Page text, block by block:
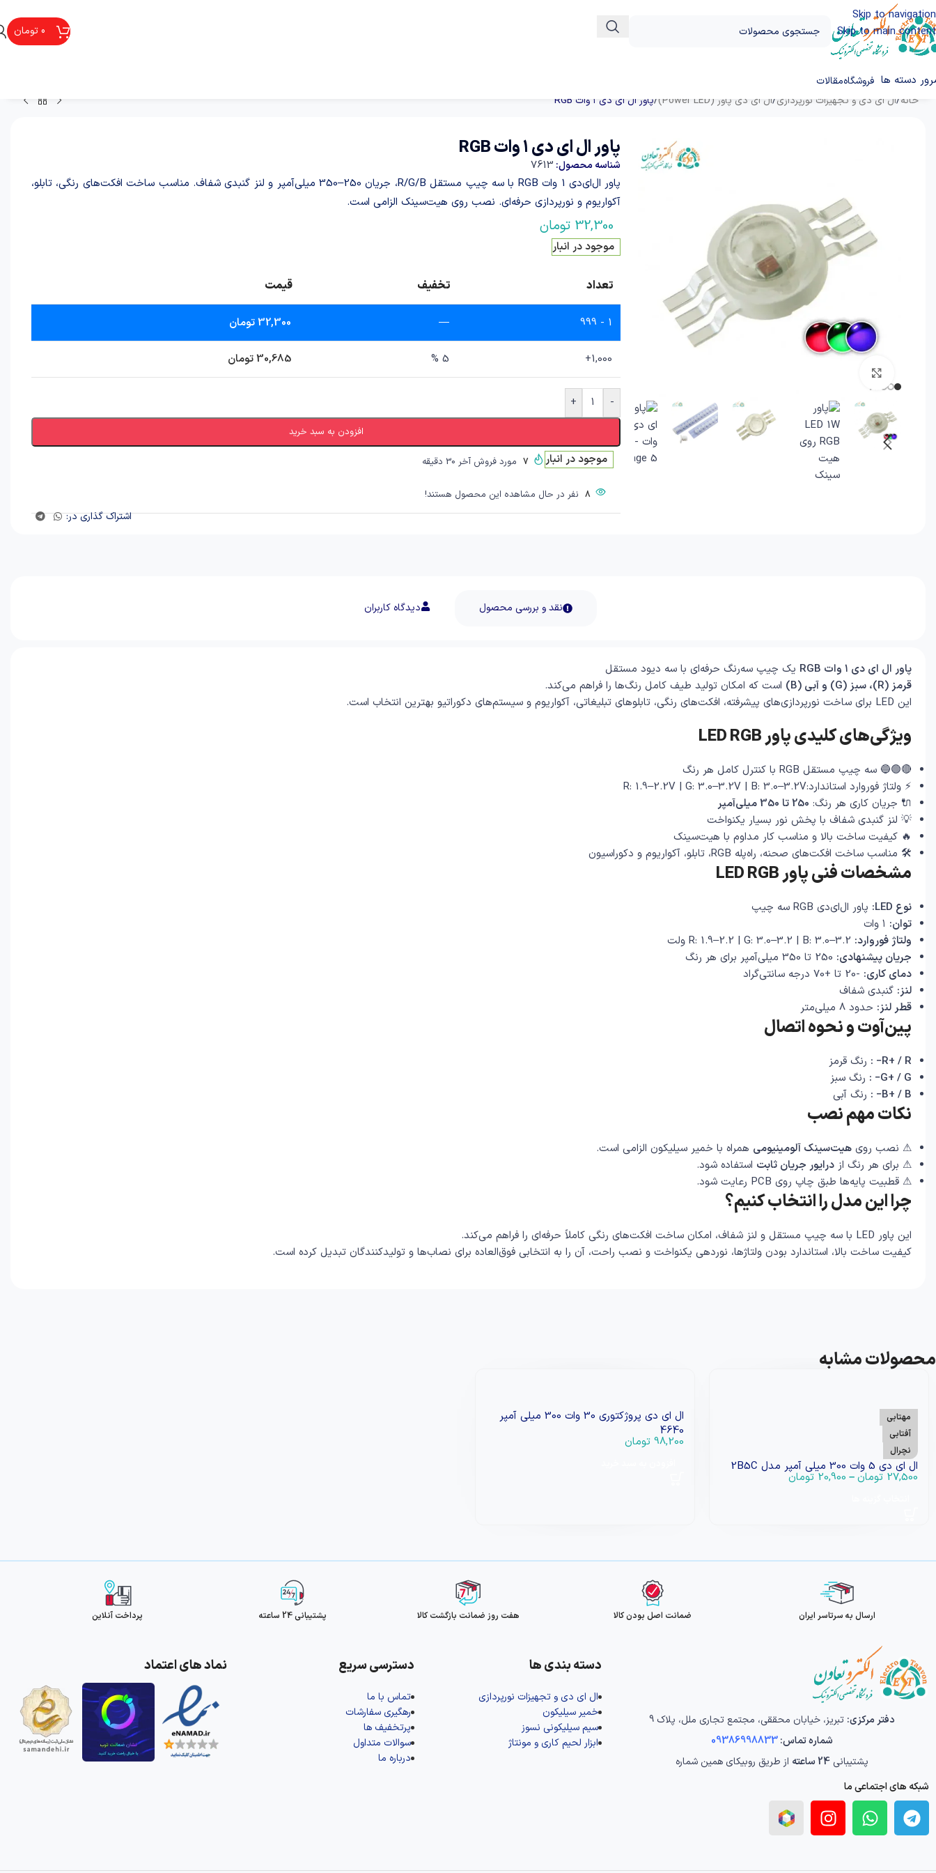
Skip to navigation
Skip to main content
0تومان
دسته ها فروشگاهمقالات
خانه/ال‌ ای‌ دی و تجهیزات نورپردازی/ال ای دی پاور (Power LED) /پاور ال ای دی ۱ وات RGB
پاور ال ای دی ۱ وات RGB
شناسه محصول: 7613
پاور ال‌ای‌دی 1 وات RGB با سه چیپ مستقل R/G/B، جریان 250–350 میلی‌آمپر و لنز گنبدی شفاف. مناسب ساخت افکت‌های رنگی، تابلو،
آکواریوم و نورپردازی حرفه‌ای. نصب روی هیت‌سینک الزامی است.
32,300 تومان
موجود در انبار
تعداد تخفیف قيمت
1 - 999
—
32,300تومان
1,000+
5 %
30,685تومان
-
+
افزودن به سبد خرید
موجود در انبار 7 مورد فروش آخر 30 دقیقه
8 نفر در حال مشاهده این محصول هستند!
اشتراک گذاری در:
نقد و بررسی محصول دیدگاه کاربران
پاور ال ای دی ۱ وات RGB
یک چیپ سه‌رنگ حرفه‌ای با سه دیود مستقل
قرمز (R)، سبز (G) و آبی (B)
است که امکان تولید طیف کامل رنگ‌ها را فراهم می‌کند.
این LED برای ساخت نورپردازی‌های پیشرفته، افکت‌های رنگی، تابلوهای تبلیغاتی، آکواریوم و سیستم‌های دکوراتیو بهترین انتخاب است.
ویژگی‌های کلیدی پاور LED RGB
🔴🟢🔵 سه چیپ مستقل RGB با کنترل کامل هر رنگ
⚡ ولتاژ فوروارد استاندارد:R: 1.9–2.2V | G: 3.0–3.2V | B: 3.0–3.2V
🔌 جریان کاری هر رنگ: 250 تا 350 میلی‌آمپر
💡 لنز گنبدی شفاف با پخش نور بسیار یکنواخت
🔥 کیفیت ساخت بالا و مناسب کار مداوم با هیت‌سینک
🛠 مناسب ساخت افکت‌های صحنه، راه‌پله RGB، تابلو، آکواریوم و دکوراسیون
مشخصات فنی پاور LED RGB
نوع LED:
پاور ال‌ای‌دی RGB سه چیپ
توان:
ولتاژ فوروارد:
جریان پیشنهادی:
دمای کاری: -20 تا +70 درجه سانتی‌گراد
لنز: گنبدی شفاف
قطر لنز: حدود 8 میلی‌متر
پین‌آوت و نحوه اتصال
R+ / R− :
رنگ قرمز
G+ / G− :
رنگ سبز
B+ / B− :
رنگ آبی
نکات مهم نصب
⚠ نصب روی هیت‌سینک آلومینیومی همراه با خمیر سیلیکون الزامی است.
⚠ برای هر رنگ از درایور جریان ثابت استفاده شود.
⚠ قطبیت پایه‌ها طبق چاپ روی PCB رعایت شود.
چرا این مدل را انتخاب کنیم؟
این پاور LED با سه چیپ مستقل و لنز شفاف، امکان ساخت افکت‌های رنگی کاملاً حرفه‌ای را فراهم می‌کند.
کیفیت ساخت بالا، استاندارد بودن ولتاژها، نوردهی یکنواخت و نصب راحت، آن را به انتخابی فوق‌العاده برای نصاب‌ها و تولیدکنندگان تبدیل کرده است.
محصولات مشابه
مهتابی
آفتابی
نچرال
ال ای دی 5 وات 300 میلی آمپر مدل 2B5C
27,500 تومان–
20,900 تومان
ال ای دی پروژکتوری 30 وات 300 میلی آمپر
4640
98,200 تومان
ارسال به سرتاسر ایران ضمانت اصل بودن کالا هفت روز ضمانت بازگشت کالا پشتیبانی 24 ساعته پرداخت آنلاین
دفتر مرکزی: تبریز، خیابان محققی، مجتمع تجاری ملل، پلاک 9
شماره تماس:09386998833
پشتیبانی 24 ساعته
از طریق روبیکای همین شماره
شبکه های اجتماعی ما
دسته بندی ها
ال‌ ای‌ دی و تجهیزات نورپردازی
خمیر سیلیکون
سیم سیلیکونی نسوز
ابزار لحیم کاری و مونتاژ
دسترسی سریع
تماس با ما
رهگیری سفارشات
پرتخفیف ها
سوالات متداول
درباره ما
نماد های اعتماد